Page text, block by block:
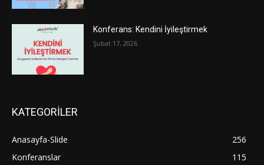
Konferans: Kendini İyileştirmek
Şubat 17, 2026
KATEGORİLER
Anasayfa-Slide
256
Konferanslar
115